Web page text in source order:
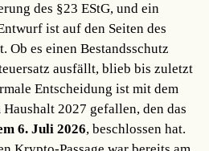
des §23 EStG, und ein
ist auf den Seiten des
Ob es einen Bestandsschutz
ausfällt, blieb bis zuletzt
Entscheidung ist mit dem
2027 gefallen, den das
6. Juli 2026, beschlossen hat.